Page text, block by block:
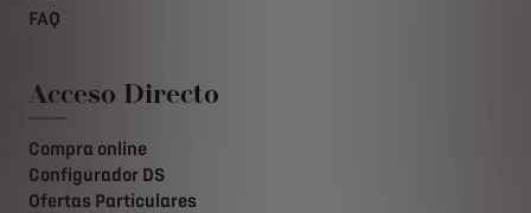
FAQ
Acceso Directo
Compra online
Configurador DS
Ofertas Particulares